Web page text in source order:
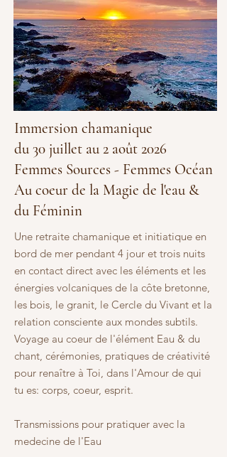
Immersion chamanique
du 30 juillet au 2 août 2026
Femmes Sources - Femmes Océan
Au coeur de la Magie de l'eau &
du Féminin
Une retraite chamanique et initiatique en
bord de mer pendant 4 jour et trois nuits
en contact direct avec les éléments et les
énergies volcaniques de la côte bretonne,
les bois, le granit, le Cercle du Vivant et la
relation consciente aux mondes subtils.
Voyage au coeur de l'élément Eau & du
chant, cérémonies, pratiques de créativité
pour renaître à Toi, dans l'Amour de qui
tu es: corps, coeur, esprit.
Transmissions pour pratiquer avec la
medecine de l'Eau